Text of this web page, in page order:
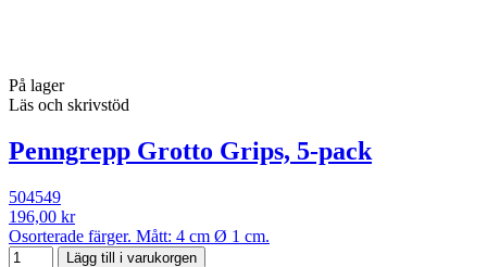
På lager
Läs och skrivstöd
Penngrepp Grotto Grips, 5-pack
504549
196,00 kr
Osorterade färger. Mått: 4 cm Ø 1 cm.
Lägg till i varukorgen